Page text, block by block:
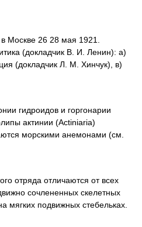
26 28 мая 1921.
(докладчик В. И. Ленин): а)
(докладчик Л. М. Хинчук), в)
и горгонарии
актинии (Actiniaria)
морскими анемонами (см.
отличаются от всех
сочлененных скелетных
мягких подвижных стебельках.